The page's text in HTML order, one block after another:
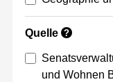
Quelle ?
und Wohnen